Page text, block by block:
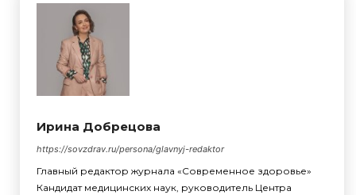
Ирина Добрецова
https://sovzdrav.ru/persona/glavnyj-redaktor
Главный редактор журнала «Современное здоровье»
Кандидат медицинских наук, руководитель Центра